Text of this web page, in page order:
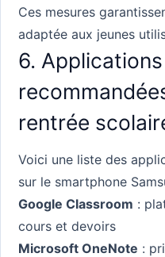
Ces mesures
adaptée aux jeunes
6. Applications
rentrée
Voici une liste des
sur le smartphone
Google Classroom :
cours et devoirs
Microsoft OneNote :